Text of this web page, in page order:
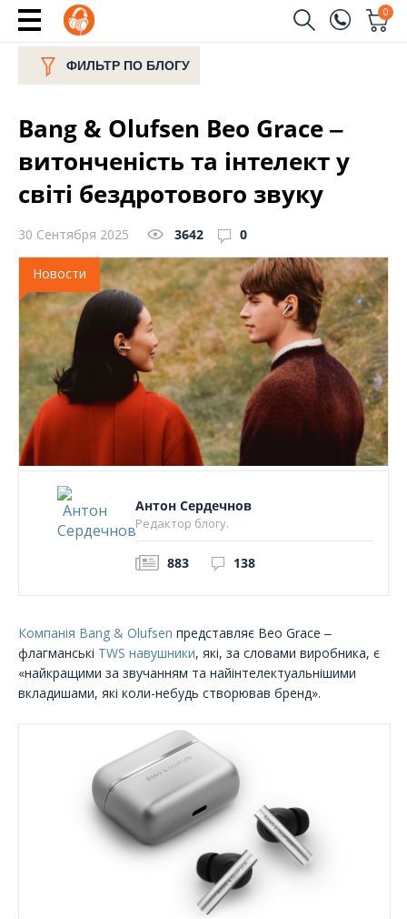
(044)
0
Имя
Телефон
Отправить
ФИЛЬТР ПО БЛОГУ
Bang & Olufsen Beo Grace ‒
витонченість та інтелект у
світі бездротового звуку
30 Сентября 2025 3642 0
Новости
Антон Сердечнов
Редактор блогу.
883 138
Компанія Bang & Olufsen представляє Beo Grace ‒
флагманські TWS навушники, які, за словами виробника, є
«найкращими за звучанням та найінтелектуальнішими
вкладишами, які коли-небудь створював бренд».